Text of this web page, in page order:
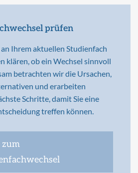
prüfen
Ihrem aktuellen Studienfach
klären, ob ein Wechsel sinnvoll
betrachten wir die Ursachen,
und erarbeiten
Schritte, damit Sie eine
treffen können.